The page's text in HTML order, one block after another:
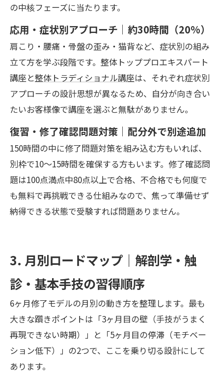
の中核フェーズに当たります。
応用・症状別アプローチ｜約30時間（20%）
肩こり・腰痛・骨盤の歪み・猫背など、症状別の組み
立て方を学ぶ段階です。整体トッププロエキスパート
講座と整体トラディショナル講座は、それぞれ症状別
アプローチの設計思想が異なるため、自分が向き合い
たいお客様像で講座を選ぶと無駄がありません。
復習・修了確認問題対策｜配分外で別途追加
150時間の中に修了問題対策を組み込む方もいれば、
別枠で10〜15時間を確保する方もいます。修了確認問
題は100点満点中80点以上で合格、不合格でも何度で
も無料で再挑戦できる仕組みなので、焦って準備せず
納得できる状態で受験すれば問題ありません。
3. 月別ロードマップ｜解剖学・触
診・基本手技の習得順序
6ヶ月修了モデルの月別の動き方を整理します。最も
大きな躓きポイントは「3ヶ月目の壁（手技がうまく
再現できない時期）」と「5ヶ月目の停滞（モチベー
ション低下）」の2つで、ここを乗り切る設計にして
あります。